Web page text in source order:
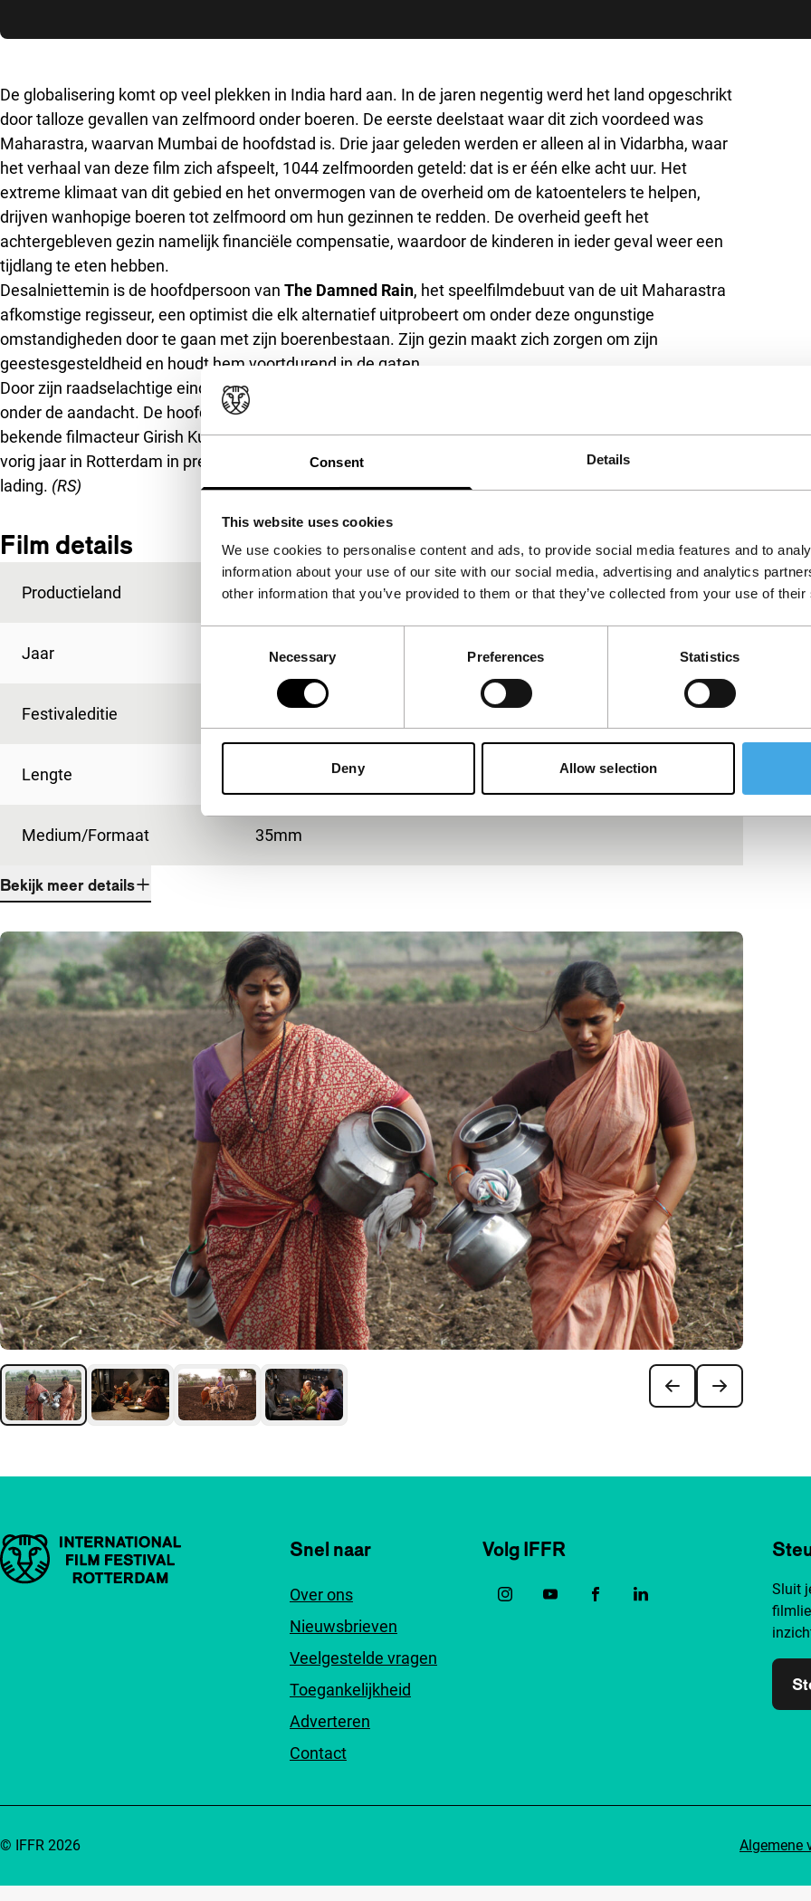
Consent Details
This website uses cookies
We use cookies to personalise content and ads, to provide social media features and to
information about your use of our site with our social media, advertising and analytics
other information that you’ve provided to them or that they’ve collected from your use of
Necessary Preferences Statistics
Deny Allow selection
De globalisering komt op veel plekken in India hard aan. In de jaren negentig werd het land opgeschrikt
door talloze gevallen van zelfmoord onder boeren. De eerste deelstaat waar dit zich voordeed was
Maharastra, waarvan Mumbai de hoofdstad is. Drie jaar geleden werden er alleen al in Vidarbha, waar
het verhaal van deze film zich afspeelt, 1044 zelfmoorden geteld: dat is er één elke acht uur. Het
extreme klimaat van dit gebied en het onvermogen van de overheid om de katoentelers te helpen,
drijven wanhopige boeren tot zelfmoord om hun gezinnen te redden. De overheid geeft het
achtergebleven gezin namelijk financiële compensatie, waardoor de kinderen in ieder geval weer een
tijdlang te eten hebben.
Desalniettemin is de hoofdpersoon van The Damned Rain, het speelfilmdebuut van de uit Maharastra
afkomstige regisseur, een optimist die elk alternatief uitprobeert om onder deze ongunstige
omstandigheden door te gaan met zijn boerenbestaan. Zijn gezin maakt zich zorgen om zijn
geestesgesteldheid en houdt hem voortdurend in de gaten.
Door zijn raadselachtige einde roept de film veel vragen op en houdt daarmee deze dringende kwestie
onder de aandacht. De hoofdrollen worden gespeeld door Bollywoodberoemdheid Sonali Kulkarni en de
bekende filmacteur Girish Kulkarni (acteur, mede-scenarioschrijver en coproducent vanThe Bull, die
vorig jaar in Rotterdam in première ging). Zij geven dit intieme psychologische drama een bijzondere
lading. (RS)
Film details
Productieland India
Jaar 2008
Festivaleditie IFFR 2009
Lengte
Medium/Formaat 35mm
Bekijk meer details
Belangrijke links Snel naar
Over ons
Nieuwsbrieven
Veelgestelde vragen
Toegankelijkheid
Adverteren
Contact
Volg IFFR
Sluit
Algemene
© IFFR 2026